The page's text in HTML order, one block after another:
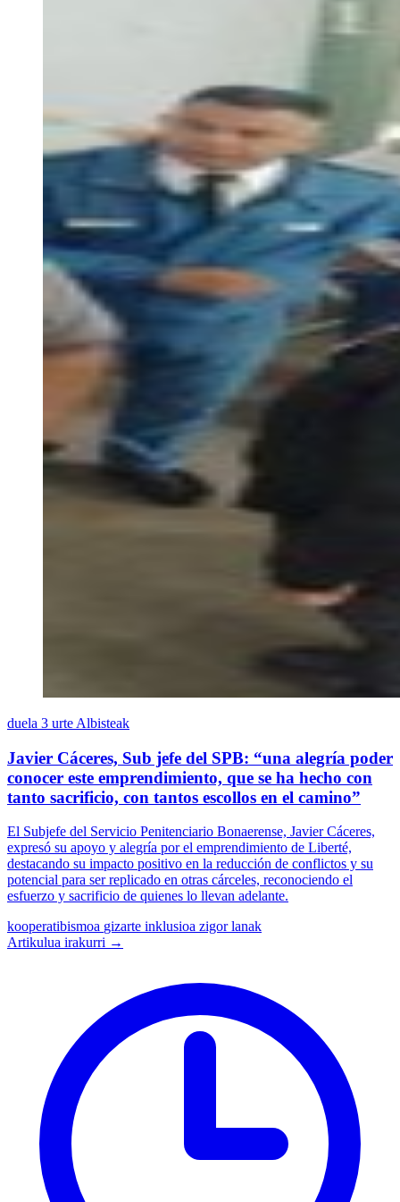
duela 3 urte Albisteak
Javier Cáceres, Sub jefe del SPB: “una alegría poder
conocer este emprendimiento, que se ha hecho con
tanto sacrificio, con tantos escollos en el camino”
El Subjefe del Servicio Penitenciario Bonaerense, Javier Cáceres,
expresó su apoyo y alegría por el emprendimiento de Liberté,
destacando su impacto positivo en la reducción de conflictos y su
potencial para ser replicado en otras cárceles, reconociendo el
esfuerzo y sacrificio de quienes lo llevan adelante.
kooperatibismoa gizarte inklusioa zigor lanak
Artikulua irakurri →